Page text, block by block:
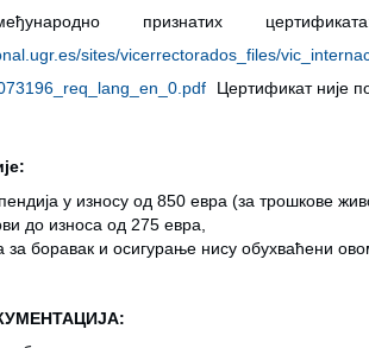
признатих
sites/vicerrectorados_files/
Цертификат није
у износу од 850 евра (за трошкове
до износа од 275 евра,
за боравак и осигурање нису обухваћени